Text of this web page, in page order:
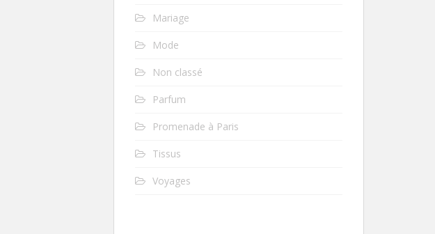
Mariage
Mode
Non classé
Parfum
Promenade à Paris
Tissus
Voyages